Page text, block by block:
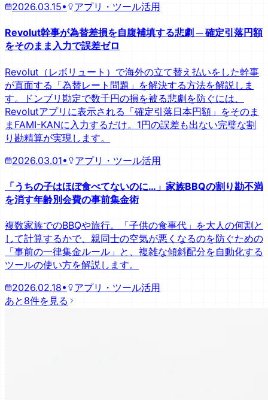
2026.03.15• アプリ・ツール活用
Revolut幹事が為替差損を自腹補填する悲劇 ─ 確定引落円額
をそのまま入力で誤差ゼロ
Revolut（レボリュート）で海外の立て替え払いをした幹事
が直面する「為替レート問題」を解決する方法を解説しま
す。ドンブリ勘定で数千円の損を被る悲劇を防ぐには、
Revolutアプリに表示される「確定引落日本円額」をそのま
まFAMI-KANに入力するだけ。1円の誤差も出ない完璧な割
り勘精算が実現します。
2026.03.01• アプリ・ツール活用
「うちの子はほぼ食べてないのに…」家族BBQの割り勘不満
を消す年齢別会費の事前集金術
複数家族でのBBQや旅行。「子供の食事代」を大人の何割と
して計算するかで、親同士の空気が悪くなるのを防ぐための
「事前の一律集金ルール」と、複雑な傾斜配分を自動化する
ツールの使い方を解説します。
2026.02.18•
アプリ・ツール活用
あと8件を見る